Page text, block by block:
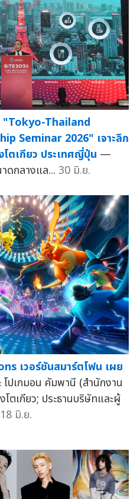
"Tokyo-Thailand
Seminar 2026" เจาะลึก
โตเกียว ประเทศญี่ปุ่น —
ดกลางแล... 30 มิ.ย.
เวอร์ชันสมาร์ตโฟน เผย
ปเกมอน คัมพานี (สำนักงาน
ตเกียว; ประธานบริษัทและผู้
18 มิ.ย.